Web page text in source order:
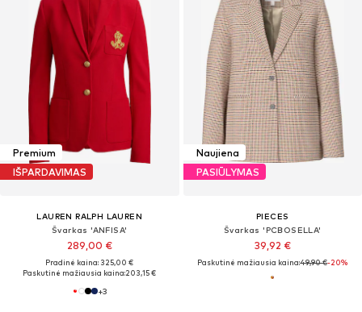
Premium
IŠPARDAVIMAS
LAUREN RALPH LAUREN
Švarkas 'ANFISA'
289,00 €
Pradinė kaina: 325,00 €
Paskutinė mažiausia kaina:203,15 €
+3
Naujiena
PASIŪLYMAS
PIECES
Švarkas 'PCBOSELLA'
39,92 €
Paskutinė mažiausia kaina:49,90 €-20%